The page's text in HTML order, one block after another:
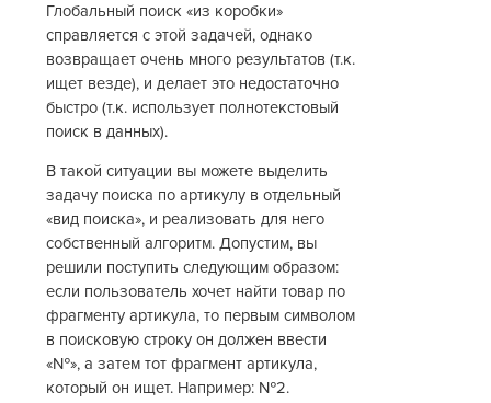
Глобальный поиск «из коробки»
справляется с этой задачей, однако
возвращает очень много результатов (т.к.
ищет везде), и делает это недостаточно
быстро (т.к. использует полнотекстовый
поиск в данных).
В такой ситуации вы можете выделить
задачу поиска по артикулу в отдельный
«вид поиска», и реализовать для него
собственный алгоритм. Допустим, вы
решили поступить следующим образом:
если пользователь хочет найти товар по
фрагменту артикула, то первым символом
в поисковую строку он должен ввести
«№», а затем тот фрагмент артикула,
который он ищет. Например: №2.